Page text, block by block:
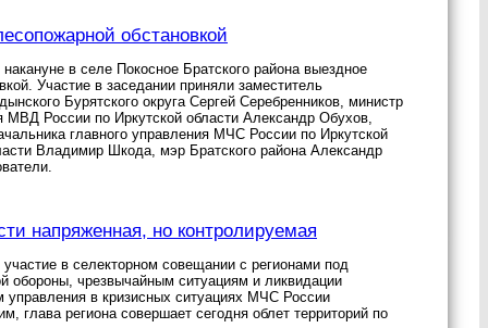
обстановкой
в селе Покосное Братского района выездное
Участие в заседании приняли заместитель
Бурятского округа Сергей Серебренников, министр
МВД России по Иркутской области Александр Обухов,
главного управления МЧС России по Иркутской
Владимир Шкода, мэр Братского района Александр
напряженная, но контролируемая
в селекторном совещании с регионами под
обороны, чрезвычайным ситуациям и ликвидации
в кризисных ситуациях МЧС России
глава региона совершает сегодня облет территорий по